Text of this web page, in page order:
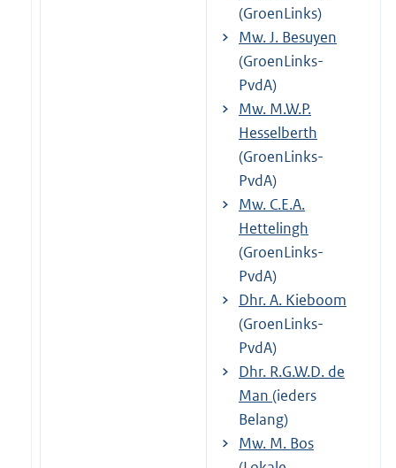
(GroenLinks)
Mw. J. Besuyen
(GroenLinks-
PvdA)
Mw. M.W.P.
Hesselberth
(GroenLinks-
PvdA)
Mw. C.E.A.
Hettelingh
(GroenLinks-
PvdA)
Dhr. A. Kieboom
(GroenLinks-
PvdA)
Dhr. R.G.W.D. de
Man (ieders
Belang)
Mw. M. Bos